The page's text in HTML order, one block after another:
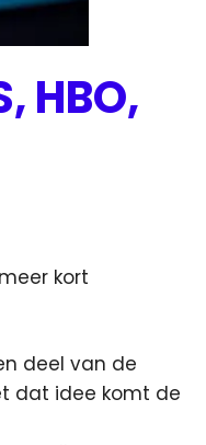
HBO,
kort
deel van de
dat idee komt de